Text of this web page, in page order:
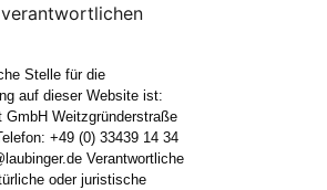
Stelle für die
auf dieser Website ist:
GmbH Weitzgründerstraße
+49 (0) 33439 14 34
Verantwortliche
oder juristische